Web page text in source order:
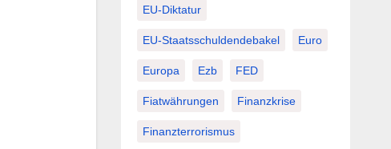
EU-Diktatur
EU-Staatsschuldendebakel Euro
Europa Ezb FED
Fiatwährungen Finanzkrise
Finanzterrorismus